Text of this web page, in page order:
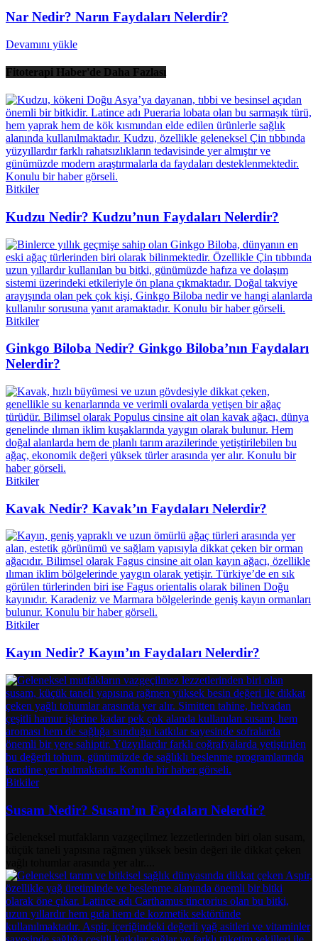
Nar Nedir? Narın Faydaları Nelerdir?
Devamını yükle
Fitoterapi Haber'de Daha Fazlası
Bitkiler
Kudzu Nedir? Kudzu’nun Faydaları Nelerdir?
Bitkiler
Ginkgo Biloba Nedir? Ginkgo Biloba’nın Faydaları
Nelerdir?
Bitkiler
Kavak Nedir? Kavak’ın Faydaları Nelerdir?
Bitkiler
Kayın Nedir? Kayın’ın Faydaları Nelerdir?
Bitkiler
Susam Nedir? Susam’ın Faydaları Nelerdir?